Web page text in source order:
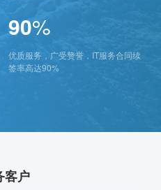
90%
优质服务，广受赞誉，IT服务合同续
签率高达90%
客户